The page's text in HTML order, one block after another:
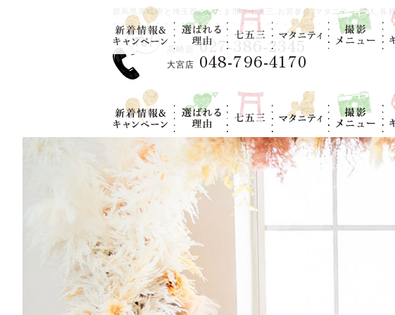
群馬県高崎市と埼玉県さいたま市で七五三,お宮参り,マタニティ,成人,各
高崎店 027-386-2345
大宮店 048-796-4170
新着情報＆キ
ャンペーン
選ばれる理
由
七五三 マタニティ
撮影メニュ
ー
リ
新着情報＆キ
ャンペーン
選ばれる理
由
七五三 マタニティ
撮影メニュ
ー
リ